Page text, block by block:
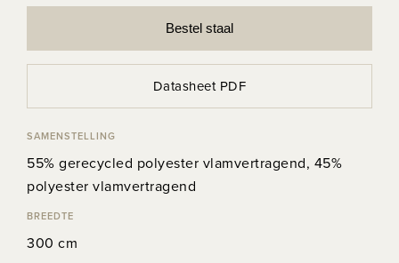
Bestel staal
Datasheet PDF
SAMENSTELLING
55% gerecycled polyester vlamvertragend, 45%
polyester vlamvertragend
BREEDTE
300 cm